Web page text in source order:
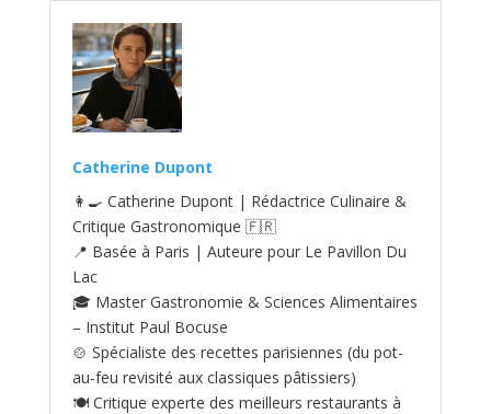
Catherine Dupont
👩‍🍳 Catherine Dupont | Rédactrice Culinaire &
Critique Gastronomique 🇫🇷
📍 Basée à Paris | Auteure pour Le Pavillon Du
Lac
🎓 Master Gastronomie & Sciences Alimentaires
– Institut Paul Bocuse
🍲 Spécialiste des recettes parisiennes (du pot-
au‑feu revisité aux classiques pâtissiers)
🍽️ Critique experte des meilleurs restaurants à